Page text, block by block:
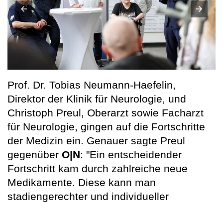
Prof. Dr. Tobias Neumann-Haefelin,
Direktor der Klinik für Neurologie, und
Christoph Preul, Oberarzt sowie Facharzt
für Neurologie, gingen auf die Fortschritte
der Medizin ein. Genauer sagte Preul
gegenüber O|N: "Ein entscheidender
Fortschritt kam durch zahlreiche neue
Medikamente. Diese kann man
stadiengerechter und individueller